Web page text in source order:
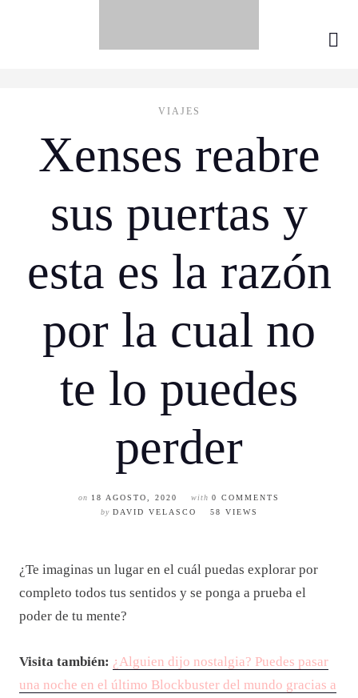
VIAJES
Xenses reabre
sus puertas y
esta es la razón
por la cual no
te lo puedes
perder
on 18 AGOSTO, 2020 with 0 COMMENTS
by DAVID VELASCO 58 VIEWS
¿Te imaginas un lugar en el cuál puedas explorar por
completo todos tus sentidos y se ponga a prueba el
poder de tu mente?
Visita también: ¿Alguien dijo nostalgia? Puedes pasar
una noche en el último Blockbuster del mundo gracias a